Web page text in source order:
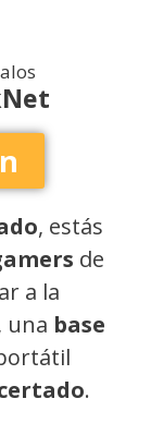
, estás
de
a la
una base
.